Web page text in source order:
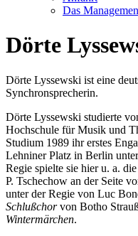
Das
Dörte
Dörte Lyssewski ist eine
Synchronsprecherin.
Dörte Lyssewski studierte
Hochschule für Musik und
Studium 1989 ihr erstes
Lehniner Platz in Berlin
Regie spielte sie hier u. a.
P. Tschechow an der Seite
unter der Regie von Luc
Schlußchorvon Botho
Wintermärchen.